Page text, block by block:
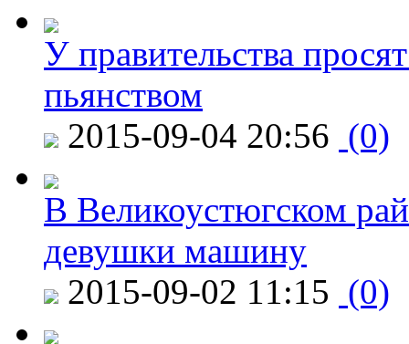
У правительства
пьянством
2015-09-04 20:56 (0)
В Великоустюгском
девушки машину
2015-09-02 11:15 (0)